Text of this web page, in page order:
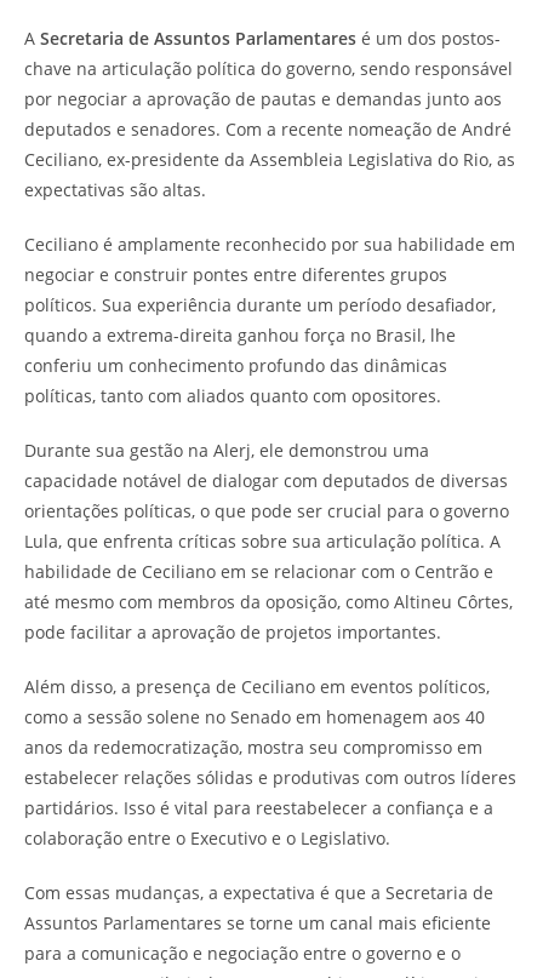
A Secretaria de Assuntos Parlamentares é um dos postos-
chave na articulação política do governo, sendo responsável
por negociar a aprovação de pautas e demandas junto aos
deputados e senadores. Com a recente nomeação de André
Ceciliano, ex-presidente da Assembleia Legislativa do Rio, as
expectativas são altas.
Ceciliano é amplamente reconhecido por sua habilidade em
negociar e construir pontes entre diferentes grupos
políticos. Sua experiência durante um período desafiador,
quando a extrema-direita ganhou força no Brasil, lhe
conferiu um conhecimento profundo das dinâmicas
políticas, tanto com aliados quanto com opositores.
Durante sua gestão na Alerj, ele demonstrou uma
capacidade notável de dialogar com deputados de diversas
orientações políticas, o que pode ser crucial para o governo
Lula, que enfrenta críticas sobre sua articulação política. A
habilidade de Ceciliano em se relacionar com o Centrão e
até mesmo com membros da oposição, como Altineu Côrtes,
pode facilitar a aprovação de projetos importantes.
Além disso, a presença de Ceciliano em eventos políticos,
como a sessão solene no Senado em homenagem aos 40
anos da redemocratização, mostra seu compromisso em
estabelecer relações sólidas e produtivas com outros líderes
partidários. Isso é vital para reestabelecer a confiança e a
colaboração entre o Executivo e o Legislativo.
Com essas mudanças, a expectativa é que a Secretaria de
Assuntos Parlamentares se torne um canal mais eficiente
para a comunicação e negociação entre o governo e o